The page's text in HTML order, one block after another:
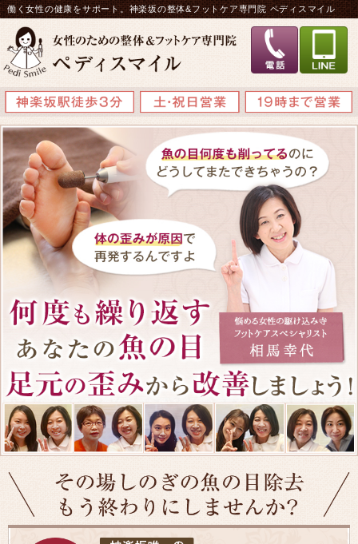
働く女性の健康をサポート。神楽坂の整体&フットケア専門院 ペディスマイル